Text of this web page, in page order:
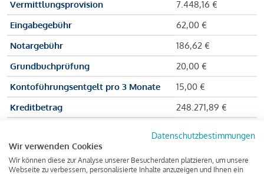
Vermittlungsprovision
7.448,16 €
Eingabegebühr
62,00 €
Notargebühr
186,62 €
Grundbuchprüfung
20,00 €
Kontoführungsentgelt pro 3 Monate
15,00 €
Kreditbetrag
248.271,89 €
Zu zahlender Gesamtbetrag
Kreditvermittler
INFINA Credit
Datenschutzbestimmungen
Wir verwenden Cookies
Wir können diese zur Analyse unserer Besucherdaten platzieren, um unsere
Webseite zu verbessern, personalisierte Inhalte anzuzeigen und Ihnen ein